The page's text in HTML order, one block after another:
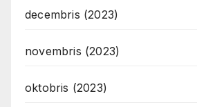
decembris (2023)
novembris (2023)
oktobris (2023)